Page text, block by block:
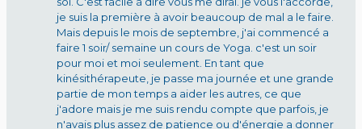
je suis la première à avoir beaucoup de mal a le faire.
Mais depuis le mois de septembre, j'ai commencé a
faire 1 soir/ semaine un cours de Yoga. c'est un soir
pour moi et moi seulement. En tant que
kinésithérapeute, je passe ma journée et une grande
partie de mon temps a aider les autres, ce que
j'adore mais je me suis rendu compte que parfois, je
n'avais plus assez de patience ou d'énergie a donner